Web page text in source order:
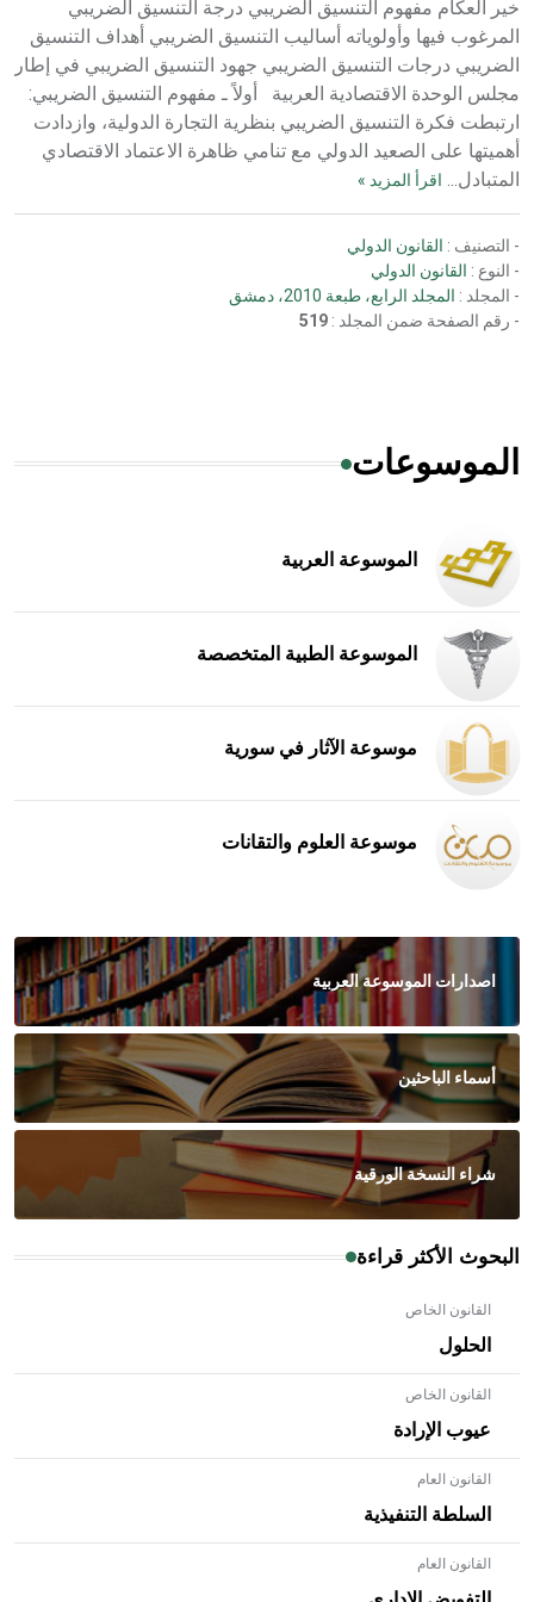
خير العكام مفهوم التنسيق الضريبي درجة التنسيق الضريبي
المرغوب فيها وأولوياته أساليب التنسيق الضريبي أهداف التنسيق
الضريبي درجات التنسيق الضريبي جهود التنسيق الضريبي في إطار
مجلس الوحدة الاقتصادية العربية أولاً ـ مفهوم التنسيق الضريبي:
ارتبطت فكرة التنسيق الضريبي بنظرية التجارة الدولية، وازدادت
أهميتها على الصعيد الدولي مع تنامي ظاهرة الاعتماد الاقتصادي
المتبادل... اقرأ المزيد »
- التصنيف : القانون الدولي
- النوع : القانون الدولي
- المجلد : المجلد الرابع، طبعة 2010، دمشق
- رقم الصفحة ضمن المجلد : 519
الموسوعات
الموسوعة العربية
الموسوعة الطبية المتخصصة
موسوعة الآثار في سورية
موسوعة العلوم والتقانات
اصدارات الموسوعة العربية
أسماء الباحثين
شراء النسخة الورقية
البحوث الأكثر قراءة
القانون الخاص
الحلول
القانون الخاص
عيوب الإرادة
القانون العام
السلطة التنفيذية
القانون العام
- هل تعلم أن الأبلق نوع من الفنون الهندسية التي ارتبطت
بالعمارة الإسلامية في بلاد الشام ومصر خاصة، حيث يحرص